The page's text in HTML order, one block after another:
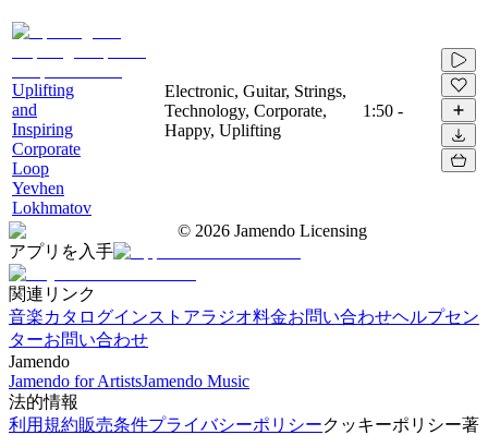
Uplifting
and
Inspiring
Corporate
Loop
Yevhen
Lokhmatov
Electronic, Guitar, Strings,
Technology, Corporate,
Happy, Uplifting
1:50 -
© 2026 Jamendo Licensing
アプリを入手
関連リンク
音楽カタログインストアラジオ料金お問い合わせヘルプセン
ターお問い合わせ
Jamendo
Jamendo for ArtistsJamendo Music
法的情報
利用規約販売条件プライバシーポリシークッキーポリシー著